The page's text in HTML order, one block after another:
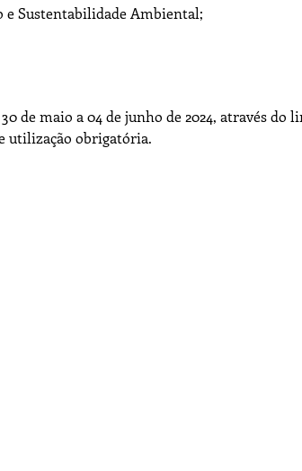
e Sustentabilidade Ambiental;
de maio a 04 de junho de 2024, através do
utilização obrigatória.